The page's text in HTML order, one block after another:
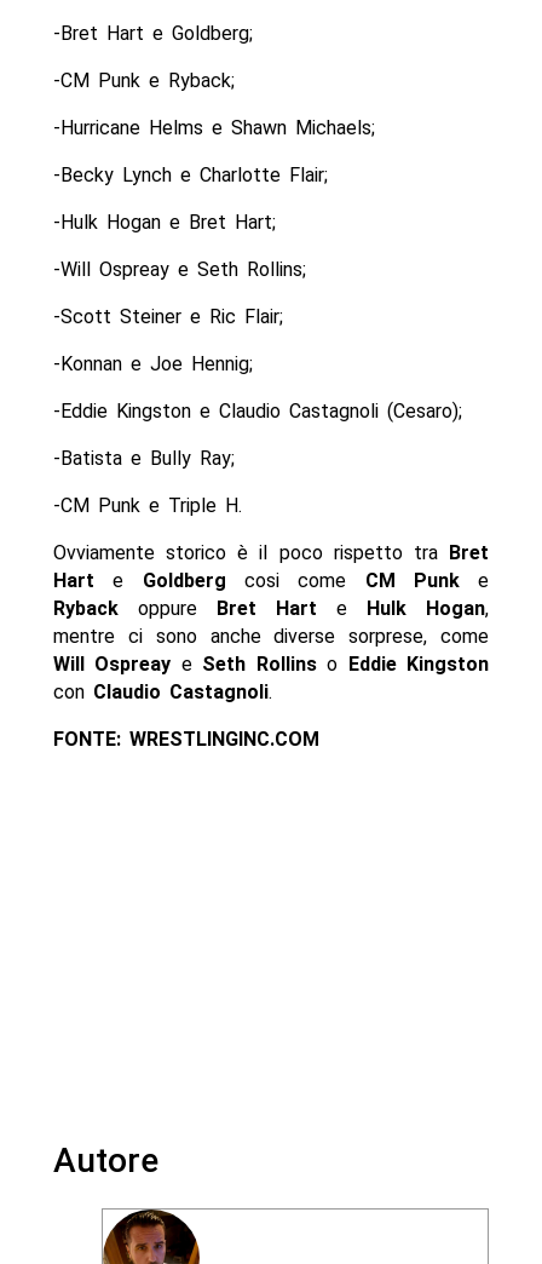
-Bret Hart e Goldberg;
-CM Punk e Ryback;
-Hurricane Helms e Shawn Michaels;
-Becky Lynch e Charlotte Flair;
-Hulk Hogan e Bret Hart;
-Will Ospreay e Seth Rollins;
-Scott Steiner e Ric Flair;
-Konnan e Joe Hennig;
-Eddie Kingston e Claudio Castagnoli (Cesaro);
-Batista e Bully Ray;
-CM Punk e Triple H.
Ovviamente storico è il poco rispetto tra
Bret
Hart e Goldberg cosi come CM Punke
Ryback oppure Bret Hart e Hulk Hogan,
mentre ci sono anche diverse sorprese, come
Will Ospreay e Seth Rollinso
Eddie Kingston
conClaudio Castagnoli.
FONTE: WRESTLINGINC.COM
Autore